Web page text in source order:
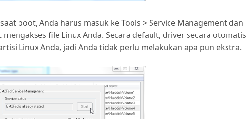
boot, Anda harus masuk ke Tools > Service Management dan
file Linux Anda. Secara default, driver secara otomatis
Linux Anda, jadi Anda tidak perlu melakukan apa pun ekstra.